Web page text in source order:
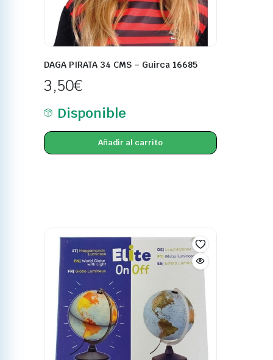
DAGA PIRATA 34 CMS – Guirca 16685
3,50€
Disponible
Añadir al carrito